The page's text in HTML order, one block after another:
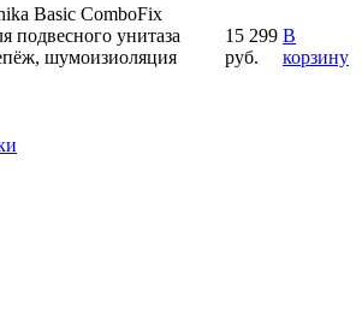
Basic ComboFix
подвесного унитаза
шумоизиоляция
15 299
руб.
В
корзину